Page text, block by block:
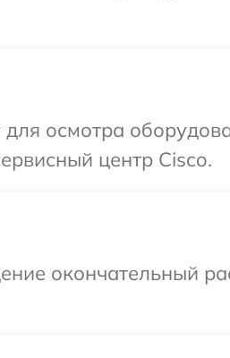
осмотра
центр Cisco.
окончательный